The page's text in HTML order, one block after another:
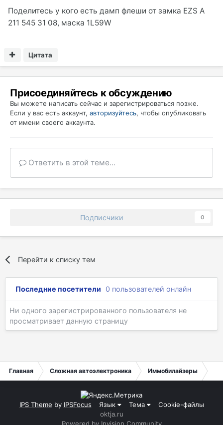
Поделитесь у кого есть дамп флеши от замка EZS A
211 545 31 08, маска 1L59W
Цитата
Присоединяйтесь к обсуждению
Вы можете написать сейчас и зарегистрироваться позже.
Если у вас есть аккаунт, авторизуйтесь, чтобы опубликовать
от имени своего аккаунта.
Ответить в этой теме...
Подписчики 0
Перейти к списку тем
Последние посетители 0 пользователей онлайн
Ни одного зарегистрированного пользователя не
просматривает данную страницу
Главная Сложная автоэлектроника Иммобилайзеры
IPS Theme by IPSFocus Язык Тема
Cookie-файлы
oktja.ru